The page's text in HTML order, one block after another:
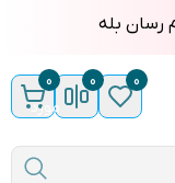
رسان بله
0
0
0
مورد